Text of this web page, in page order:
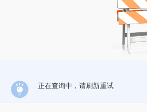
正在查询中，请刷新重试